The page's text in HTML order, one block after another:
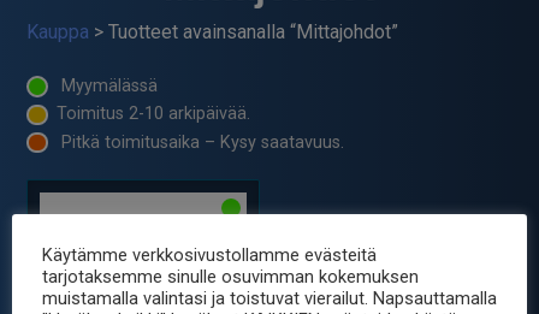
Kauppa > Tuotteet avainsanalla “Mittajohdot”
Myymälässä
Toimitus 2-10 arkipäivää.
Pitkä toimitusaika – Kysy saatavuus.
Käytämme verkkosivustollamme evästeitä
tarjotaksemme sinulle osuvimman kokemuksen
muistamalla valintasi ja toistuvat vierailut. Napsauttamalla